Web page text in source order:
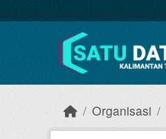
Organisasi